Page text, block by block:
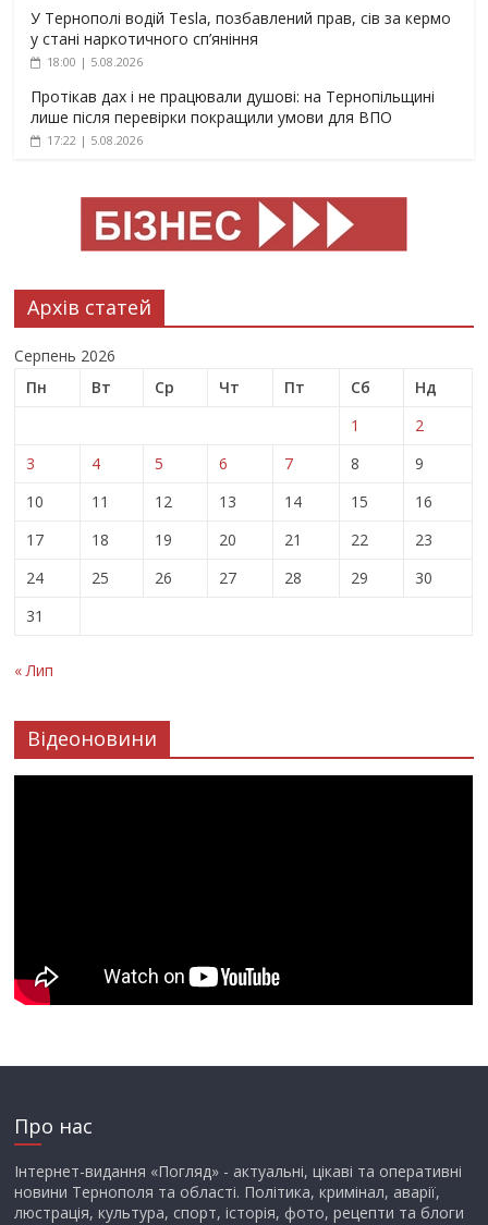
У Тернополі водій Tesla, позбавлений прав, сів за кермо
у стані наркотичного сп’яніння
18:00 | 5.08.2026
Протікав дах і не працювали душові: на Тернопільщині
лише після перевірки покращили умови для ВПО
17:22 | 5.08.2026
Архів статей
Серпень 2026
Пн
Вт Ср Чт Пт Сб
Нд
1
2
3
4 5 6 7 8
9
10
11 12 13 14 15
16
17
18 19 20 21 22
23
24
25 26 27 28 29
30
31
« Лип
Відеоновини
Про нас
Інтернет-видання «Погляд» - актуальні, цікаві та оперативні
новини Тернополя та області. Політика, кримінал, аварії,
люстрація, культура, спорт, історія, фото, рецепти та блоги